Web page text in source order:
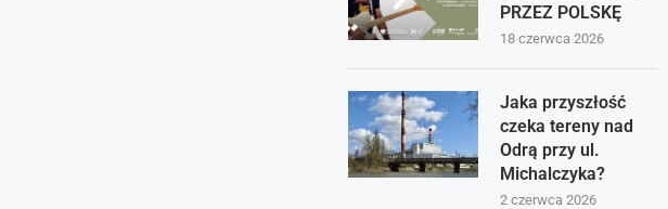
PRZEZ POLSKĘ
18 czerwca 2026
Jaka przyszłość
czeka tereny nad
Odrą przy ul.
Michalczyka?
2 czerwca 2026